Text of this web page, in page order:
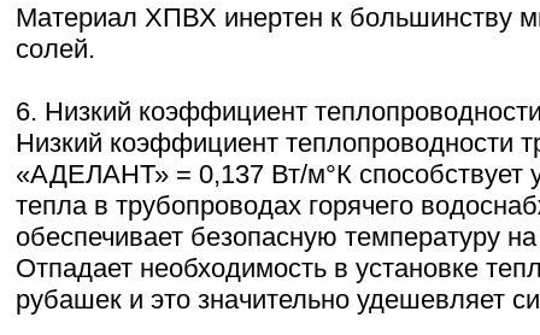
Материал ХПВХ инертен к большинству
солей.
6. Низкий коэффициент
Низкий коэффициент теплопроводности
«АДЕЛАНТ» = 0,137 Вт/м°К способствует
тепла в трубопроводах горячего
обеспечивает безопасную температуру
Отпадает необходимость в установке
рубашек и это значительно удешевляет